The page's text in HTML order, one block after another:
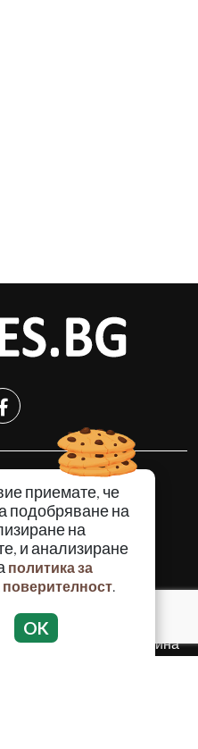
приемате, че
подобряване на
на
и анализиране
политика за
поверителност.
OK
ТЕМИ
на част или цялото
разрешение на Медийна